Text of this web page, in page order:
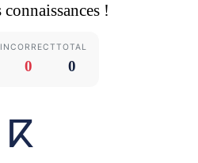
connaissances !
INCORRECT
0
TOTAL
0
ⴽ